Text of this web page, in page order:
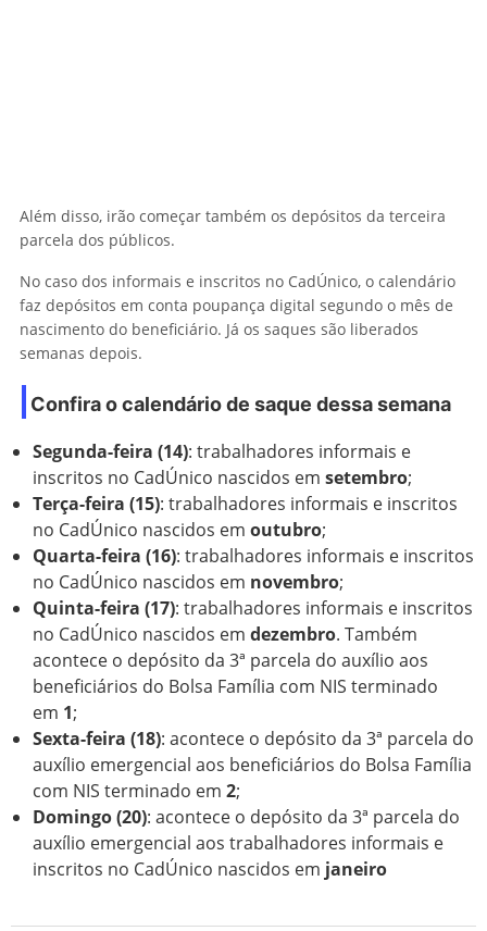
Além disso, irão começar também os depósitos da terceira
parcela dos públicos.
No caso dos informais e inscritos no CadÚnico, o calendário
faz depósitos em conta poupança digital segundo o mês de
nascimento do beneficiário. Já os saques são liberados
semanas depois.
Confira o calendário de saque dessa semana
Segunda-feira (14): trabalhadores informais e
inscritos no CadÚnico nascidos em setembro;
Terça-feira (15): trabalhadores informais e inscritos
no CadÚnico nascidos em outubro;
Quarta-feira (16): trabalhadores informais e inscritos
no CadÚnico nascidos em novembro;
Quinta-feira (17): trabalhadores informais e inscritos
no CadÚnico nascidos em dezembro. Também
acontece o depósito da 3ª parcela do auxílio aos
beneficiários do Bolsa Família com NIS terminado
em 1;
Sexta-feira (18): acontece o depósito da 3ª parcela do
auxílio emergencial aos beneficiários do Bolsa Família
com NIS terminado em 2;
Domingo (20): acontece o depósito da 3ª parcela do
auxílio emergencial aos trabalhadores informais e
inscritos no CadÚnico nascidos em janeiro